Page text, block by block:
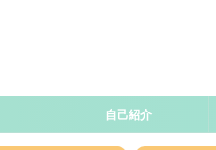
自己紹介